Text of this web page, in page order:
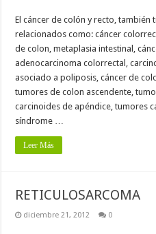
El cáncer de colón y recto, también
relacionados como: cáncer
de colon, metaplasia intestinal,
adenocarcinoma colorrectal,
asociado a poliposis, cáncer de
tumores de colon ascendente,
carcinoides de apéndice, tumores
síndrome …
Leer Más
RETICULOSARCOMA
diciembre 21, 2012 0